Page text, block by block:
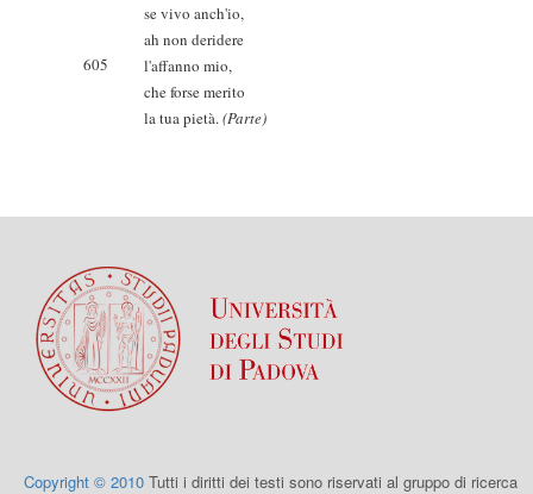
se vivo anch'io,
ah non deridere
605
l'affanno mio,
che forse merito
la tua pietà.(Parte)
Copyright © 2010 Tutti i diritti dei testi sono riservati al gruppo di ricerca